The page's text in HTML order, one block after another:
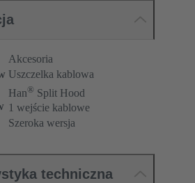
Akcesoria
Uszczelka kablowa
Han® Split Hood
1 wejście kablowe
Szeroka wersja
techniczna